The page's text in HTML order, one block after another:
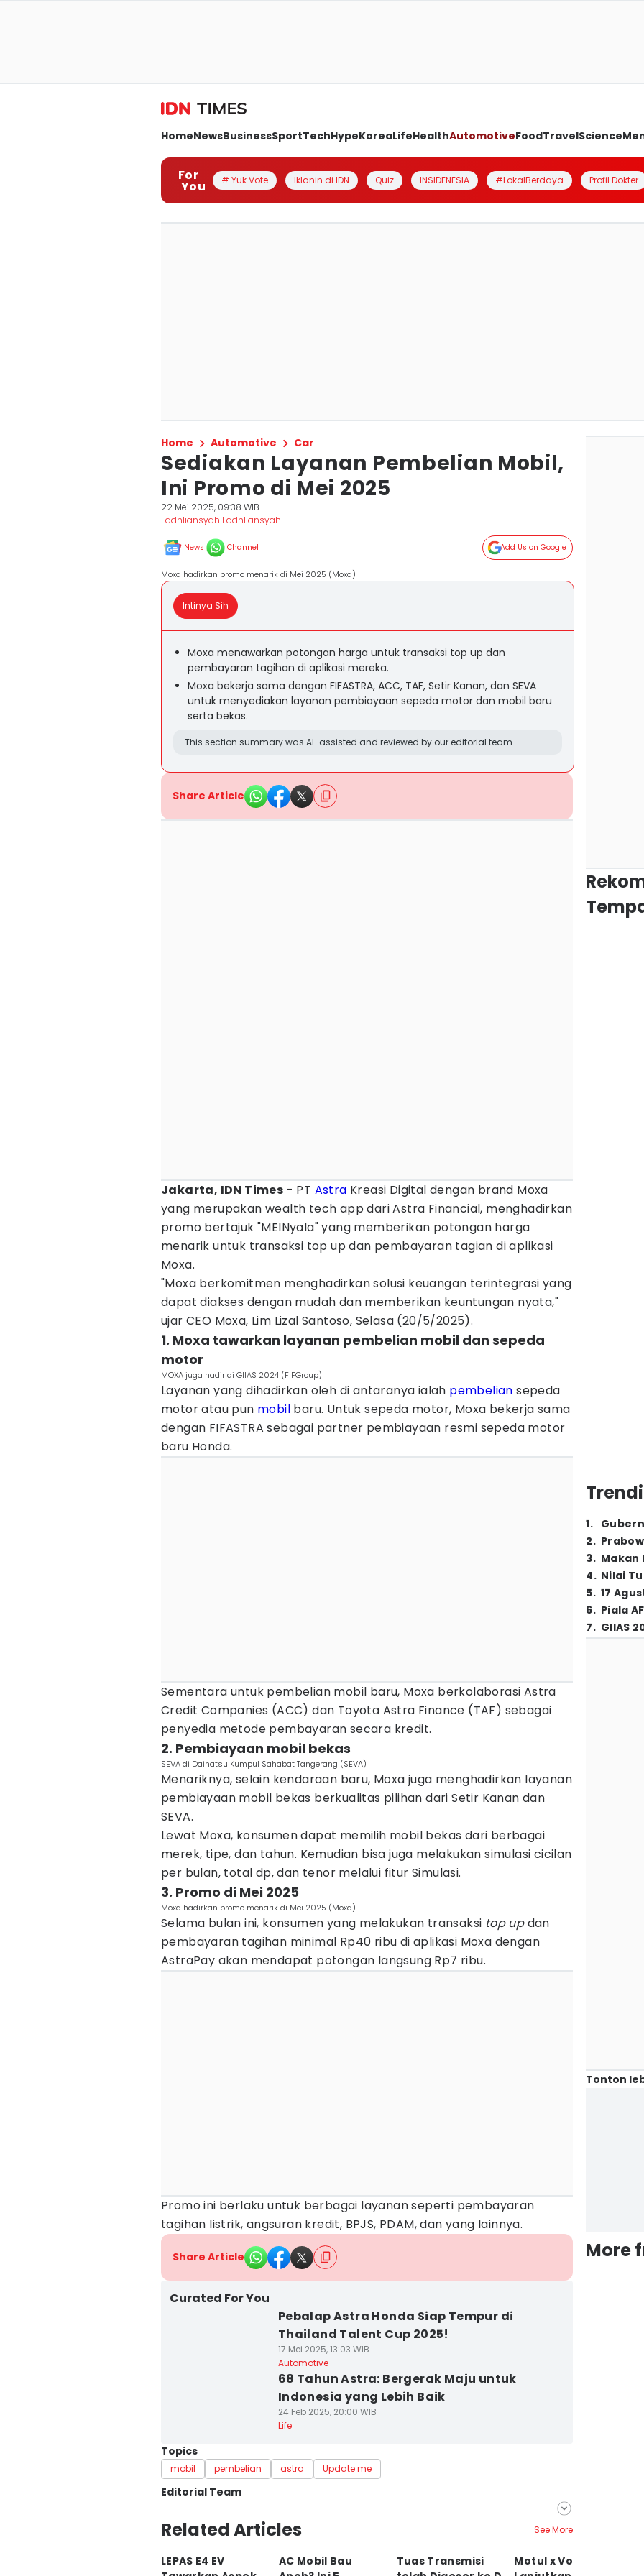
HomeNewsBusinessSportTechHypeKoreaLifeHealthAutomotiveFoodTravelScience
For
You # Yuk Vote Iklanin di IDN Quiz INSIDENESIA #LokalBerdaya Profil Dokter
Home Automotive Car
Sediakan Layanan Pembelian Mobil,
Ini Promo di Mei 2025
22 Mei 2025, 09:38 WIB
Fadhliansyah Fadhliansyah
News Channel Add Us on Google
Moxa hadirkan promo menarik di Mei 2025 (Moxa)
Intinya Sih
Moxa menawarkan potongan harga untuk transaksi top up dan
pembayaran tagihan di aplikasi mereka.
Moxa bekerja sama dengan FIFASTRA, ACC, TAF, Setir Kanan, dan SEVA
untuk menyediakan layanan pembiayaan sepeda motor dan mobil baru
serta bekas.
This section summary was AI-assisted and reviewed by our editorial team.
Share Article
Jakarta, IDN Times - PT Astra Kreasi Digital dengan brand Moxa
yang merupakan wealth tech app dari Astra Financial, menghadirkan
promo bertajuk "MEINyala" yang memberikan potongan harga
menarik untuk transaksi top up dan pembayaran tagian di aplikasi
Moxa.
"Moxa berkomitmen menghadirkan solusi keuangan terintegrasi yang
dapat diakses dengan mudah dan memberikan keuntungan nyata,"
ujar CEO Moxa, Lim Lizal Santoso, Selasa (20/5/2025).
1. Moxa tawarkan layanan pembelian mobil dan sepeda
motor
MOXA juga hadir di GIIAS 2024 (FIFGroup)
Layanan yang dihadirkan oleh di antaranya ialah pembelian sepeda
motor atau pun mobil baru. Untuk sepeda motor, Moxa bekerja sama
dengan FIFASTRA sebagai partner pembiayaan resmi sepeda motor
baru Honda.
Sementara untuk pembelian mobil baru, Moxa berkolaborasi Astra
Credit Companies (ACC) dan Toyota Astra Finance (TAF) sebagai
penyedia metode pembayaran secara kredit.
2. Pembiayaan mobil bekas
SEVA di Daihatsu Kumpul Sahabat Tangerang (SEVA)
Menariknya, selain kendaraan baru, Moxa juga menghadirkan layanan
pembiayaan mobil bekas berkualitas pilihan dari Setir Kanan dan
SEVA.
Lewat Moxa, konsumen dapat memilih mobil bekas dari berbagai
merek, tipe, dan tahun. Kemudian bisa juga melakukan simulasi cicilan
per bulan, total dp, dan tenor melalui fitur Simulasi.
3. Promo di Mei 2025
Moxa hadirkan promo menarik di Mei 2025 (Moxa)
Selama bulan ini, konsumen yang melakukan transaksi top updan
pembayaran tagihan minimal Rp40 ribu di aplikasi Moxa dengan
AstraPay akan mendapat potongan langsung Rp7 ribu.
Promo ini berlaku untuk berbagai layanan seperti pembayaran
tagihan listrik, angsuran kredit, BPJS, PDAM, dan yang lainnya.
Share Article
Curated For You
Pebalap Astra Honda Siap Tempur di
Thailand Talent Cup 2025!
17 Mei 2025, 13:03 WIB
Automotive
68 Tahun Astra: Bergerak Maju untuk
Indonesia yang Lebih Baik
24 Feb 2025, 20:00 WIB
Life
Topics
mobil pembelian astra Update me
Editorial Team
Editor
Fadhliansyah Fadhliansyah
Editor
Related Articles See More
LEPAS E4 EV
AC Mobil Bau
Tuas Transmisi
Motul x Von Dutch
1.
2.
3. Makan
4. Nilai
5. 17
6. Piala
7. GIIAS
Tonton
More